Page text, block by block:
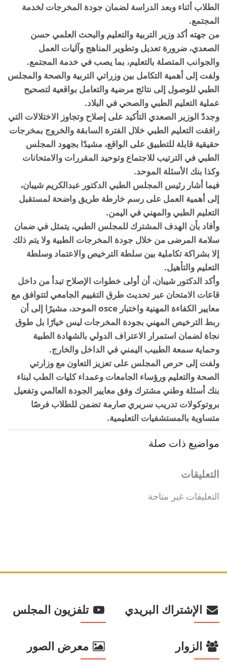
الطلاب أثناء وبعد الدراسة لضمان جودة المخرجات لخدمة
المجتمع.
من جهته أكد وزير التربية والتعليم والبحث العلمي حسن
الصعدي، ضرورة تعديل وتطوير المناهج وآليات العمل
والجوانب المتصلة بالتعليم، بما يصب في خدمة المجتمع.
ولفت إلى أهمية التكامل بين وزراتي التربية والصحة والمجلس
الطبي للوصول إلى نتائج مرضية والتعامل بواقعية لتصحيح
عملية التعليم الطبي والصحي في البلاد.
وجددّ الوزير الصعدي التأكيد على إصلاح وتجاوز الاختلالات التي
رافقت التعليم الطبي خلال الفترة السابقة والخروج بمخرجات
حقيقية قابلة للتطبيق على الواقع، مشيدًا بجهود المجلس
الطبي في الترتيب للاجتماع وتوحيد المقررات والامتحانات
وكذا بنك الأسئلة الموحد.
فيما أشار رئيس المجلس الطبي الدكتور عبدالكريم شيبان،
إلى أهمية العمل على رسم خارطة طريق واضحة لمستقبل
التعليم الطبي والمهني في اليمن.
وأفاد بأن الهدف المشترك للمجلس الطبي، يتمثل في ضمان
سلامة المرضى من خلال جودة المخرجات الطبية ولا يتم ذلك
إلا بشراكة تكاملية بين سلطة الترخيص والاعتماد وسلطة
التعليم والتأهيل.
وأكد الدكتور شيبان، أن أولى خطوات الإصلاح تبدأ من داخل
قاعات الامتحان عبر تحديث طرق التقييم الجامعي لتتوافق مع
معايير الكفاءة المهنية واختبار osce الموحد، مشيرًا إلى أن
ربط الترخيص المهني بجودة المخرجات ليس خيارًا بل طوق
نجاة لضمان استمرار الاعتراف الدولي بالشهادة الطبية
وحماية سمعة الطبيب اليمني في الداخل والخارج.
ولفت إلى حرص المجلس على تعزيز التعاون مع وزارتي
الصحة والتعليم ورؤساء الجامعات وعمداء كليات الطب لبناء
بنك أسئلة وطني مشترك وفق معايير الجودة العالمي وتفعيل
بروتوكولات تدريب سريري صارمة تضمن للطلاب فرصًا
متساوية بالمستشفيات التعليمية.
مواضيع ذات صلة
التعليقات
التعليقات غير متاحة
الإشتراك البريدي تلفزيون المجلس
الزوار معرض الصور